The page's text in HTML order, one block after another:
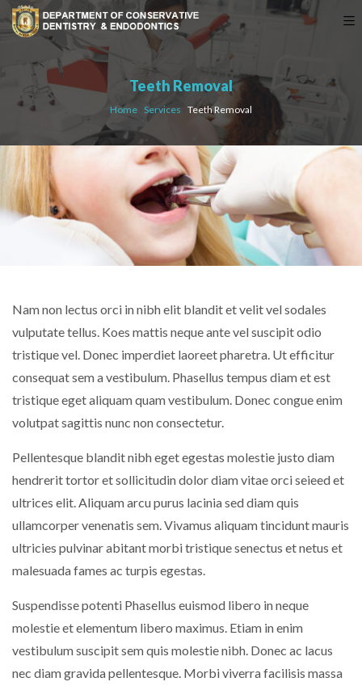
Teeth Removal
Home Services Teeth Removal
Nam non lectus orci in nibh elit blandit et velit vel sodales
vulputate tellus. Koes mattis neque ante vel suscipit odio
tristique vel. Donec imperdiet laoreet pharetra. Ut efficitur
consequat sem a vestibulum. Phasellus tempus diam et est
tristique eget aliquam quam vestibulum. Donec congue enim
volutpat sagittis nunc non consectetur.
Pellentesque blandit nibh eget egestas molestie justo diam
hendrerit tortor et sollicitudin dolor diam vitae orci seieed et
ultrices elit. Aliquam arcu purus lacinia sed diam quis
ullamcorper venenatis sem. Vivamus aliquam tincidunt mauris
ultricies pulvinar abitant morbi tristique senectus et netus et
malesuada fames ac turpis egestas.
Suspendisse potenti Phasellus euismod libero in neque
molestie et elementum libero maximus. Etiam in enim
vestibulum suscipit sem quis molestie nibh. Donec ac lacus
nec diam gravida pellentesque. Morbi viverra facilisis massa